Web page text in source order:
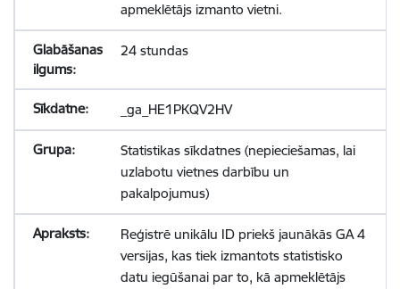
apmeklētājs izmanto vietni.
24 stundas
_ga_HE1PKQV2HV
Statistikas sīkdatnes (nepieciešamas, lai
uzlabotu vietnes darbību un
pakalpojumus)
Reģistrē unikālu ID priekš jaunākās GA 4
versijas, kas tiek izmantots statistisko
datu iegūšanai par to, kā apmeklētājs